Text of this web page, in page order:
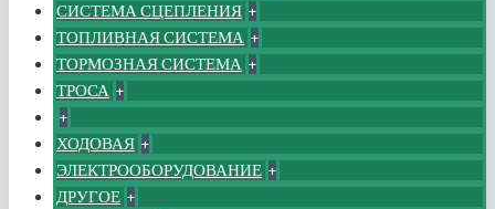
СИСТЕМА СЦЕПЛЕНИЯ +
ТОПЛИВНАЯ СИСТЕМА +
ТОРМОЗНАЯ СИСТЕМА +
ТРОСА +
+
ХОДОВАЯ +
ЭЛЕКТРООБОРУДОВАНИЕ +
ДРУГОЕ +